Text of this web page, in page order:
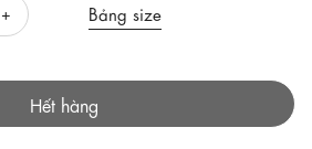
Bảng size
Hết hàng